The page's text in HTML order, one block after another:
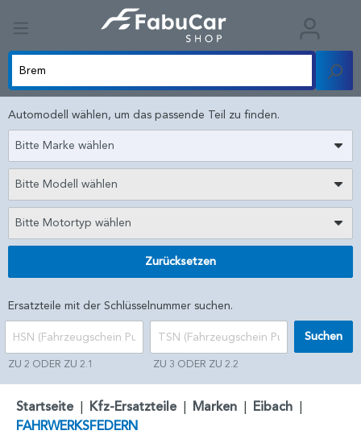
Automodell wählen, um das passende Teil zu finden.
Bitte Marke wählen
Bitte Modell wählen
Bitte Motortyp wählen
Zurücksetzen
Ersatzteile mit der Schlüsselnummer suchen.
ZU 2 ODER ZU 2.1 ZU 3 ODER ZU 2.2
Suchen
Startseite | Kfz-Ersatzteile | Marken | Eibach |
FAHRWERKSFEDERN